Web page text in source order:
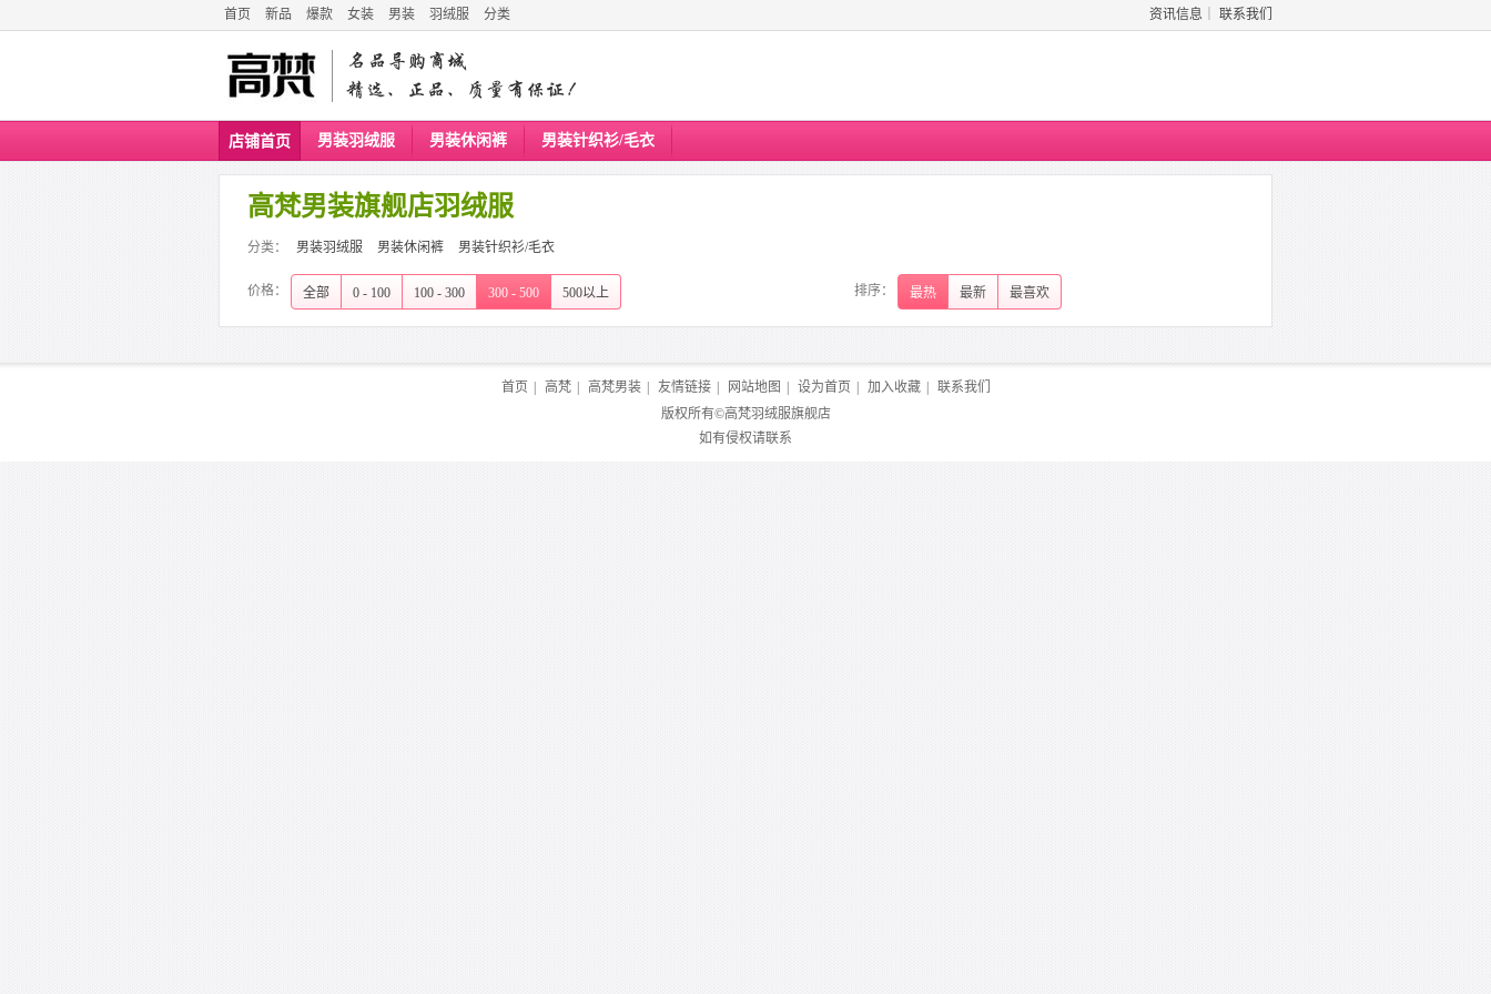
首页 新品 爆款 女装 男装 羽绒服 分类 资讯信息 联系我们
店铺首页 男装羽绒服 男装休闲裤 男装针织衫/毛衣
高梵男装旗舰店羽绒服
分类： 男装羽绒服 男装休闲裤 男装针织衫/毛衣
价格： 全部 0 - 100 100 - 300 300 - 500 500以上 排序： 最热 最新 最喜欢
首页 高梵 高梵男装 友情链接 网站地图 设为首页 加入收藏
联系我们
版权所有©高梵羽绒服旗舰店
如有侵权请联系